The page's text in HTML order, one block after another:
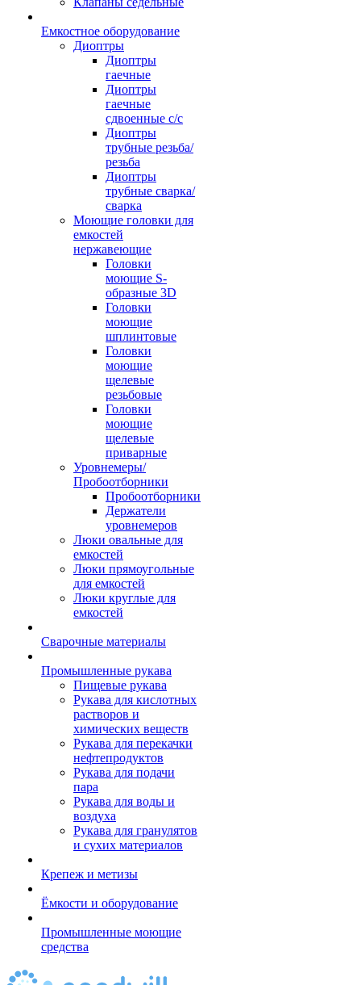
Емкостное оборудование
Диоптры
Диоптры
гаечные
Диоптры
гаечные
сдвоенные c/c
Диоптры
трубные резьба/
резьба
Диоптры
трубные сварка/
сварка
Моющие головки для
емкостей
нержавеющие
Головки
моющие S-
образные 3D
Головки
моющие
шплинтовые
Головки
моющие
щелевые
резьбовые
Головки
моющие
щелевые
приварные
Уровнемеры/
Пробоотборники
Пробоотборники
Держатели
уровнемеров
Люки овальные для
емкостей
Люки прямоугольные
для емкостей
Люки круглые для
емкостей
Сварочные материалы
Промышленные рукава
Пищевые рукава
Рукава для кислотных
растворов и
химических веществ
Рукава для перекачки
нефтепродуктов
Рукава для подачи
пара
Рукава для воды и
воздуха
Рукава для гранулятов
и сухих материалов
Крепеж и метизы
Ёмкости и оборудование
Промышленные моющие
средства